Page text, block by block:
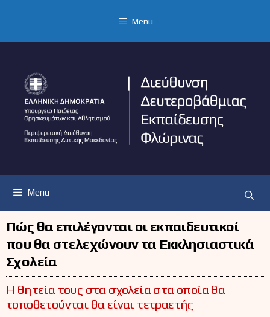
Menu
Menu
Πώς θα επιλέγονται οι εκπαιδευτικοί
που θα στελεχώνουν τα Εκκλησιαστικά
Σχολεία
Η θητεία τους στα σχολεία στα οποία θα
τοποθετούνται θα είναι τετραετής